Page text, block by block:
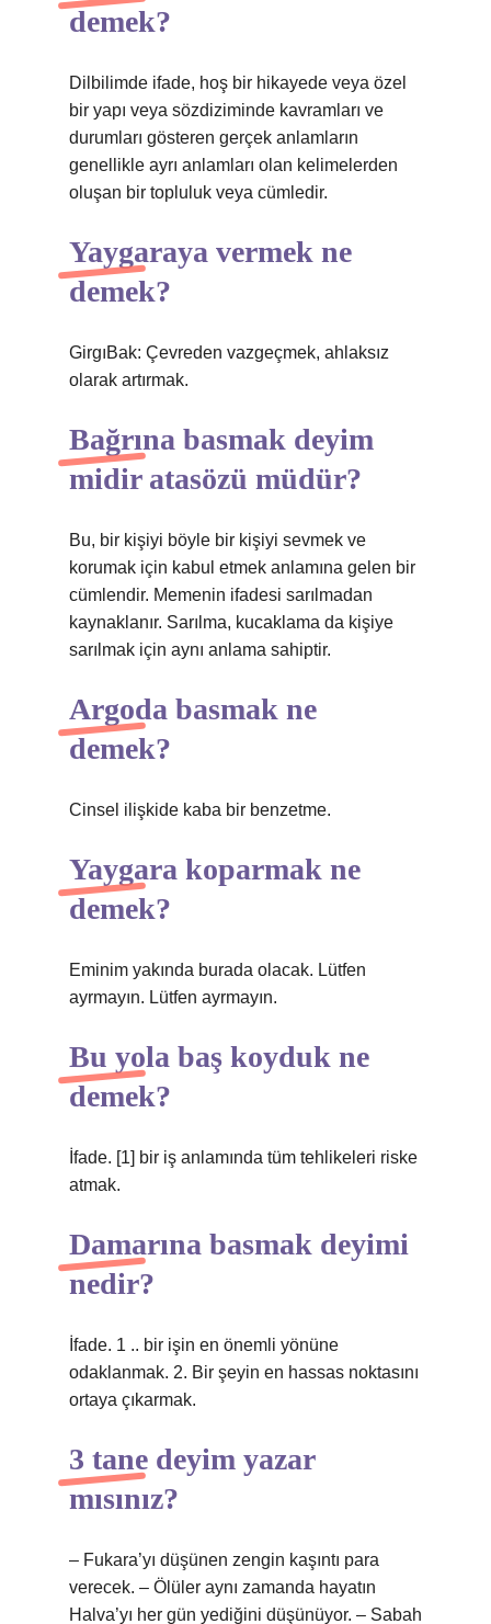
demek?
Dilbilimde ifade, hoş bir hikayede veya özel
bir yapı veya sözdiziminde kavramları ve
durumları gösteren gerçek anlamların
genellikle ayrı anlamları olan kelimelerden
oluşan bir topluluk veya cümledir.
Yaygaraya vermek ne
demek?
GirgıBak: Çevreden vazgeçmek, ahlaksız
olarak artırmak.
Bağrına basmak deyim
midir atasözü müdür?
Bu, bir kişiyi böyle bir kişiyi sevmek ve
korumak için kabul etmek anlamına gelen bir
cümlendir. Memenin ifadesi sarılmadan
kaynaklanır. Sarılma, kucaklama da kişiye
sarılmak için aynı anlama sahiptir.
Argoda basmak ne
demek?
Cinsel ilişkide kaba bir benzetme.
Yaygara koparmak ne
demek?
Eminim yakında burada olacak. Lütfen
ayrmayın. Lütfen ayrmayın.
Bu yola baş koyduk ne
demek?
İfade. [1] bir iş anlamında tüm tehlikeleri riske
atmak.
Damarına basmak deyimi
nedir?
İfade. 1 .. bir işin en önemli yönüne
odaklanmak. 2. Bir şeyin en hassas noktasını
ortaya çıkarmak.
3 tane deyim yazar
mısınız?
– Fukara’yı düşünen zengin kaşıntı para
verecek. – Ölüler aynı zamanda hayatın
Halva’yı her gün yediğini düşünüyor. – Sabah